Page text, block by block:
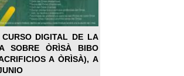
DIGITAL DE LA
SOBRE ÒRÌSÀ BIBO
A ÒRÌSÀ), A